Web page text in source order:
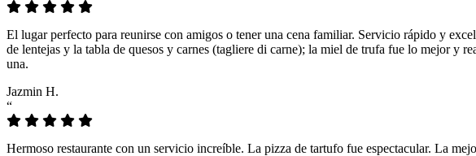
El lugar perfecto para reunirse con amigos o tener una cena familiar. Servicio rápido y
de lentejas y la tabla de quesos y carnes (tagliere di carne); la miel de trufa fue lo mejor y
una.
Jazmin H.
“
Hermoso restaurante con un servicio increíble. La pizza de tartufo fue espectacular. La